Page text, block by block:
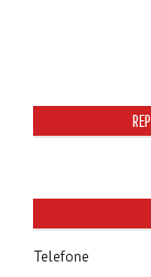
Telefone